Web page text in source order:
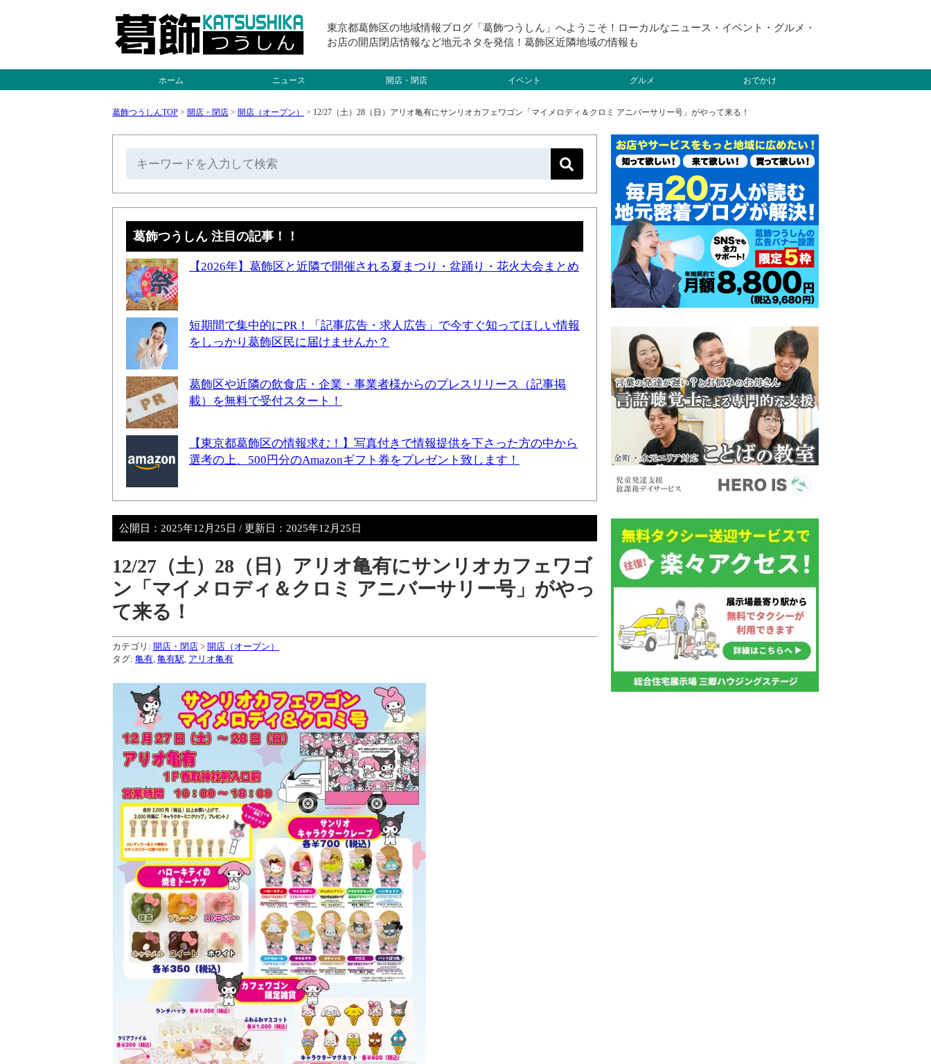
東京都葛飾区の地域情報ブログ「葛飾つうしん」へようこそ！ローカルなニュース・イベント・グルメ・
お店の開店閉店情報など地元ネタを発信！葛飾区近隣地域の情報も
ホーム ニュース 開店・閉店 イベント グルメ おでかけ
葛飾つうしんTOP > 開店・閉店 > 開店（オープン） > 12/27（土）28（日）アリオ亀有にサンリオカフェワゴン「マイメロディ＆クロミ アニバーサリー号」がやって来る！
葛飾つうしん 注目の記事！！
【2026年】葛飾区と近隣で開催される夏まつり・盆踊り・花火大会まとめ
短期間で集中的にPR！「記事広告・求人広告」で今すぐ知ってほしい情報
をしっかり葛飾区民に届けませんか？
葛飾区や近隣の飲食店・企業・事業者様からのプレスリリース（記事掲
載）を無料で受付スタート！
【東京都葛飾区の情報求む！】写真付きで情報提供を下さった方の中から
選考の上、500円分のAmazonギフト券をプレゼント致します！
公開日： 2025年12月25日 / 更新日： 2025年12月25日
12/27（土）28（日）アリオ亀有にサンリオカフェワゴ
ン「マイメロディ＆クロミ アニバーサリー号」がやっ
て来る！
カテゴリ: 開店・閉店 > 開店（オープン）
タグ: 亀有 亀有駅 アリオ亀有